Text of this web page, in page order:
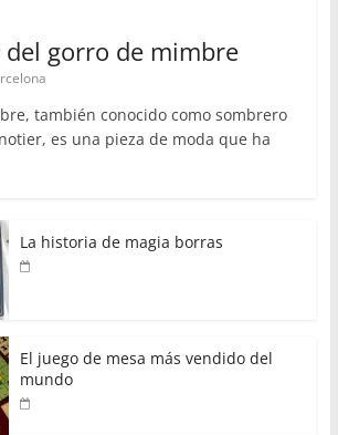
del gorro de mimbre
también conocido como sombrero
es una pieza de moda que ha
La historia de magia borras
El juego de mesa más vendido del
mundo